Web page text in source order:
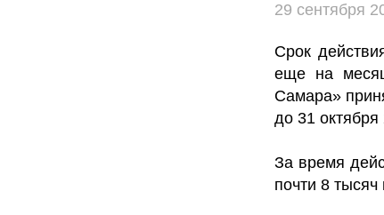
29 сентября
Срок
еще на
Самара»
до 31 октября
За время
почти 8 тысяч